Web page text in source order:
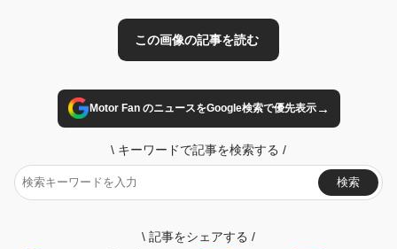
Motor Fan のニュースをGoogle検索で優先表示→
\ キーワードで記事を検索する /
検索
\ 記事をシェアする /